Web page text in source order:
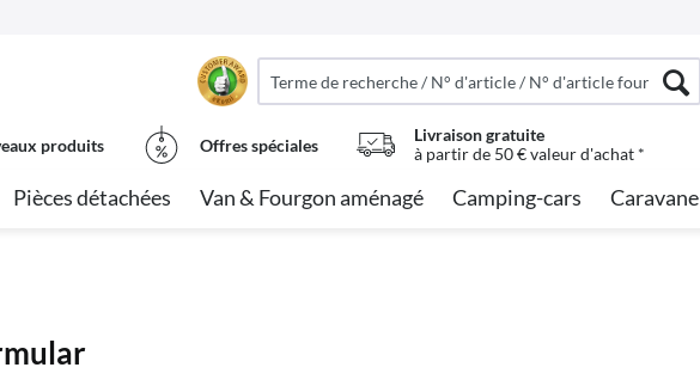
produits Offres spéciales
Livraison gratuite
à partir de 50 € valeur d'achat *
Pièces détachées Van & Fourgon aménagé Camping-cars Caravane